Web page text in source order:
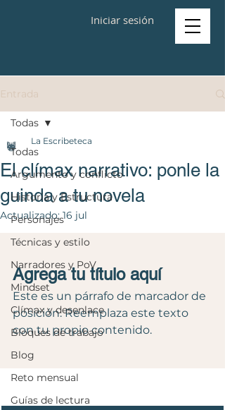
Iniciar sesión
Entrada
Todas
Argumento y conflicto
Historia y Estructura
Personajes
Técnicas y estilo
Narradores y PoV
Mindset
Clímax y desenlace
Bloques de trabajo
Blog
Reto mensual
Guías de lectura
Todas
El clímax narrativo: ponle la
guinda a tu novela
La Escribeteca
Actualizado:16 jul
Agrega tu título aquí
Este es un párrafo de marcador de
posición. Reemplaza este texto
con tu propio contenido.